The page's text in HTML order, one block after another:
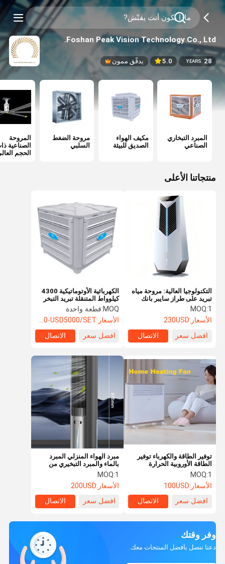
Foshan Peak Vision Technology Co., Ltd.
28
YEARS
5.0 يدقّق ممون
المبرد التبخاري
الصناعي
مكيف الهواء
الصديق للبيئة
مروحة الضغط
السلبي
المروحة
الصناعية
الحجم
منتجاتنا الأعلى
الكهربائية الأوتوماتيكية 4300
كيلوواط المتنقلة تبريد التبخر
الصناعي نظام تبريد التبخير
MOQ: قطعة واحدة
الأسعار:USD500-USD5000/SET
افضل سعر
الاتصال
التكنولوجيا العالية: مروحة مياه
تبريد على طراز سايبر بانك
مناسبة للمنازل والفيلات
والمكاتب والمصانع.
MOQ:1
الأسعار:230USD
افضل سعر
الاتصال
مبرد الهواء المنزلي المبرد
بالماء والمبرد التبخيري من
النوع الفردي للتبريد الفعال
MOQ:1
الأسعار:200USD
افضل سعر
الاتصال
توفير الطاقة والكهرباء توفير
الطاقة الأوروبية الحرارة
السريعة المروحة التدفئة
الكهربائية المحمولة للمنزل
والحمام
MOQ:1
الأسعار:100USD
افضل سعر
الاتصال
وفر وقتك
دعنا نتصل بأفضل المنتجات معك.